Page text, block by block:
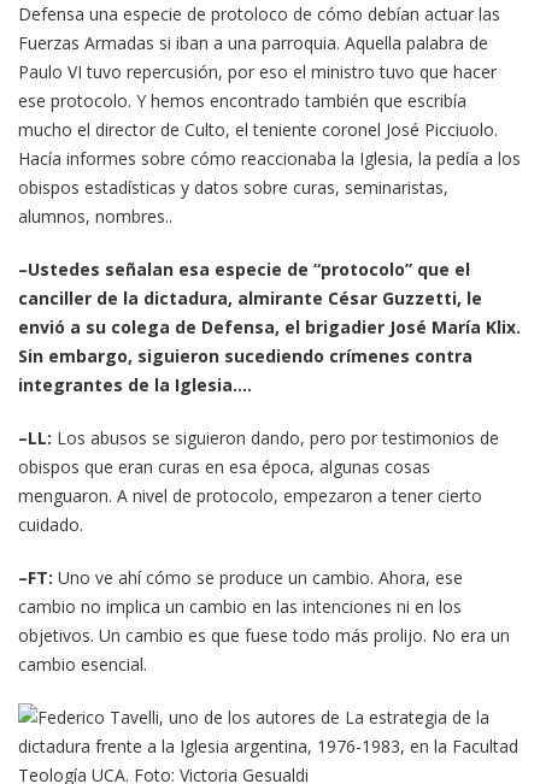
Defensa una especie de protoloco de cómo debían actuar las
Fuerzas Armadas si iban a una parroquia. Aquella palabra de
Paulo VI tuvo repercusión, por eso el ministro tuvo que hacer
ese protocolo. Y hemos encontrado también que escribía
mucho el director de Culto, el teniente coronel José Picciuolo.
Hacía informes sobre cómo reaccionaba la Iglesia, la pedía a los
obispos estadísticas y datos sobre curas, seminaristas,
alumnos, nombres..
–Ustedes señalan esa especie de “protocolo” que el
canciller de la dictadura, almirante César Guzzetti, le
envió a su colega de Defensa, el brigadier José María Klix.
Sin embargo, siguieron sucediendo crímenes contra
integrantes de la Iglesia….
–LL: Los abusos se siguieron dando, pero por testimonios de
obispos que eran curas en esa época, algunas cosas
menguaron. A nivel de protocolo, empezaron a tener cierto
cuidado.
–FT: Uno ve ahí cómo se produce un cambio. Ahora, ese
cambio no implica un cambio en las intenciones ni en los
objetivos. Un cambio es que fuese todo más prolijo. No era un
cambio esencial.